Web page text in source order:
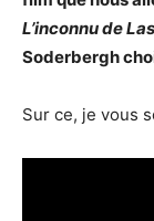
L’inconnu de
Soderbergh
Sur ce, je vous